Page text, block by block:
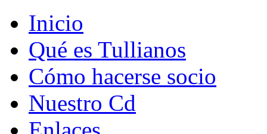
Inicio
Qué es Tullianos
Cómo hacerse socio
Nuestro Cd